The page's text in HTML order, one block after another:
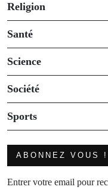
Religion
Santé
Science
Société
Sports
ABONNEZ VOUS !
Entrer votre email pour